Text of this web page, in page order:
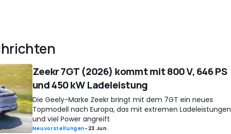
Zeekr 7GT (2026) kommt mit 800 V, 646 PS
und 450 kW Ladeleistung
Die Geely-Marke Zeekr bringt mit dem 7GT ein neues
Topmodell nach Europa, das mit extremen Ladeleistungen
und viel Power angreift
Neuvorstellungen- 23 Jun.